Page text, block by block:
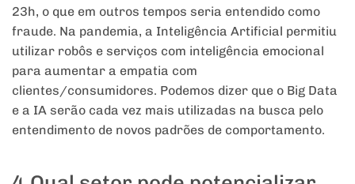
23h, o que em outros tempos seria entendido como
fraude. Na pandemia, a Inteligência Artificial permitiu
utilizar robôs e serviços com inteligência emocional
para aumentar a empatia com
clientes/consumidores. Podemos dizer que o Big Data
e a IA serão cada vez mais utilizadas na busca pelo
entendimento de novos padrões de comportamento.